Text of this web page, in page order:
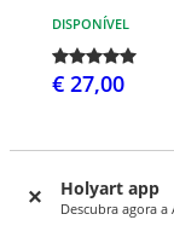
Holyart app
Descubra agora
DISPONÍVEL
€ 27,00